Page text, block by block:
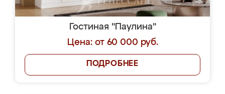
Гостиная "Паулина"
Цена: от 60 000 руб.
ПОДРОБНЕЕ